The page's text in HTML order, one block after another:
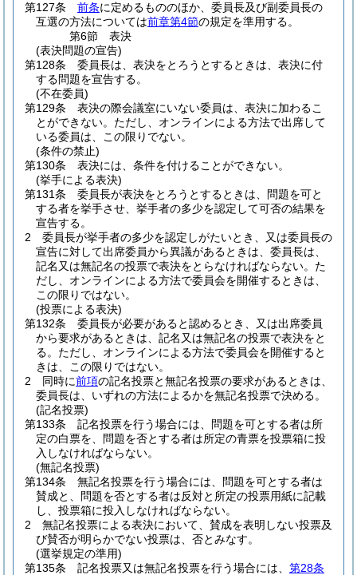
第127条
前条に定めるもののほか、委員長及び副委員長の
互選の方法については前章第4節の規定を準用する。
第6節
表決
(表決問題の宣告)
第128条
委員長は、表決をとろうとするときは、表決に付
する問題を宣告する。
(不在委員)
第129条
表決の際会議室にいない委員は、表決に加わるこ
とができない。 ただし、オンラインによる方法で出席して
いる委員は、この限りでない。
(条件の禁止)
第130条
表決には、条件を付けることができない。
(挙手による表決)
第131条
委員長が表決をとろうとするときは、問題を可と
する者を挙手させ、挙手者の多少を認定して可否の結果を
宣告する。
2
委員長が挙手者の多少を認定しがたいとき、又は委員長の
宣告に対して出席委員から異議があるときは、委員長は、
記名又は無記名の投票で表決をとらなければならない。 た
だし、オンラインによる方法で委員会を開催するときは、
この限りではない。
(投票による表決)
第132条
委員長が必要があると認めるとき、又は出席委員
から要求があるときは、記名又は無記名の投票で表決をと
る。 ただし、オンラインによる方法で委員会を開催すると
きは、この限りではない。
2
同時に前項の記名投票と無記名投票の要求があるときは、
委員長は、いずれの方法によるかを無記名投票で決める。
(記名投票)
第133条
記名投票を行う場合には、問題を可とする者は所
定の白票を、問題を否とする者は所定の青票を投票箱に投
入しなければならない。
(無記名投票)
第134条
無記名投票を行う場合には、問題を可とする者は
賛成と、問題を否とする者は反対と所定の投票用紙に記載
し、投票箱に投入しなければならない。
2
無記名投票による表決において、賛成を表明しない投票及
び賛否が明らかでない投票は、否とみなす。
(選挙規定の準用)
第135条
記名投票又は無記名投票を行う場合には、 第28条